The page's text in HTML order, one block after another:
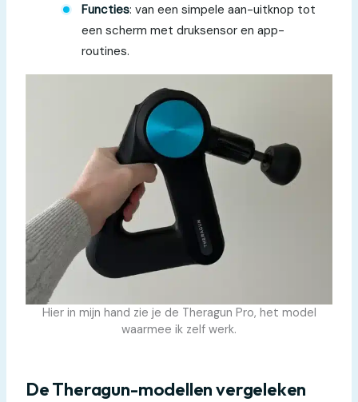
Functies: van een simpele aan-uitknop tot
een scherm met druksensor en app-
routines.
Hier in mijn hand zie je de Theragun Pro, het model
waarmee ik zelf werk.
De Theragun-modellen vergeleken